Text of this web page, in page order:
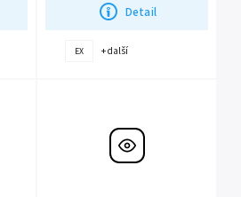
Detail
EX + další